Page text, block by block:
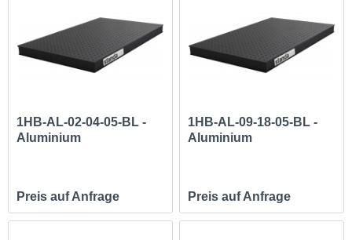
1HB-AL-02-04-05-BL -
Aluminium
Preis auf Anfrage
1HB-AL-09-18-05-BL -
Aluminium
Preis auf Anfrage